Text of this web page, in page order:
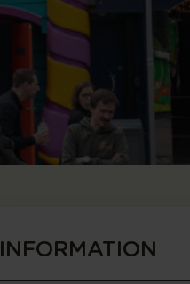
INFORMATION